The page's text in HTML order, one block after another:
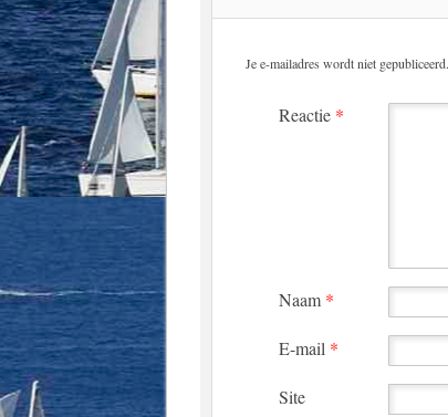
Je e-mailadres wordt niet gepubliceerd.
Reactie *
Naam *
E-mail *
Site